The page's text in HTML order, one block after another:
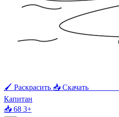
🖌 Раскрасить 📥 Скачать
Капитан
📥 68 3+